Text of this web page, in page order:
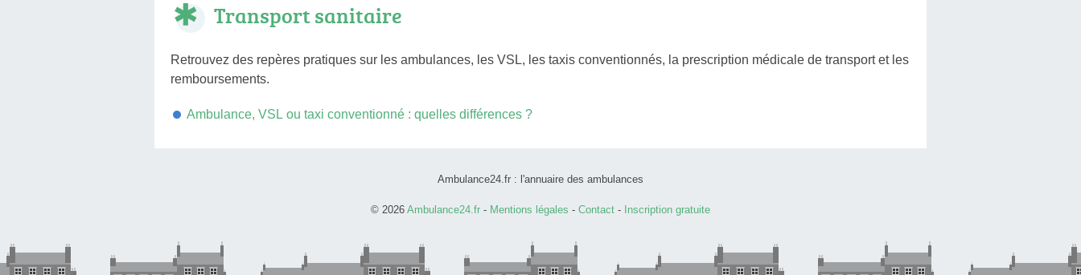
Transport sanitaire
Retrouvez des repères pratiques sur les ambulances, les VSL, les taxis conventionnés, la prescription médicale de transport et les
remboursements.
Ambulance, VSL ou taxi conventionné : quelles différences ?
Ambulance24.fr : l'annuaire des ambulances
© 2026 Ambulance24.fr - Mentions légales - Contact - Inscription gratuite